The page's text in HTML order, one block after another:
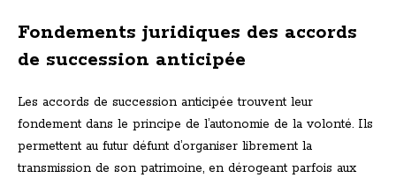
Fondements juridiques des accords
de succession anticipée
Les accords de succession anticipée trouvent leur
fondement dans le principe de l’autonomie de la volonté. Ils
permettent au futur défunt d’organiser librement la
transmission de son patrimoine, en dérogeant parfois aux